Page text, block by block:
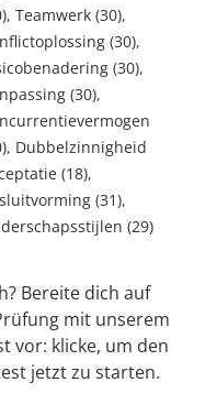
Teamwerk (30),
(30),
(30),
(30),
Dubbelzinnigheid
(18),
(31),
(29)
Bereite dich auf
mit unserem
vor: klicke, um den
jetzt zu starten.